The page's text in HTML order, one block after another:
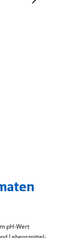
pH-Wert